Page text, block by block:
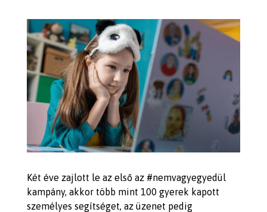
Két éve zajlott le az első az #nemvagyegyedül
kampány, akkor több mint 100 gyerek kapott
személyes segítséget, az üzenet pedig